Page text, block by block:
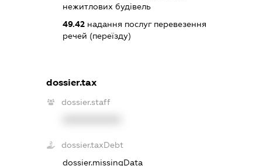
нежитлових будівель
49.42надання послуг перевезення
речей (переїзду)
dossier.tax
dossier.staff
dossier.taxDebt
dossier.missingData